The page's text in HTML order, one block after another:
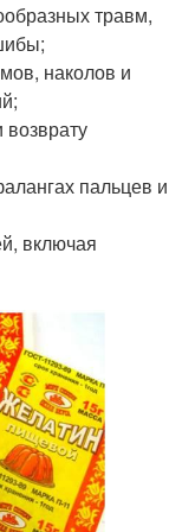
травм,
наколов и
пальцев и
включая